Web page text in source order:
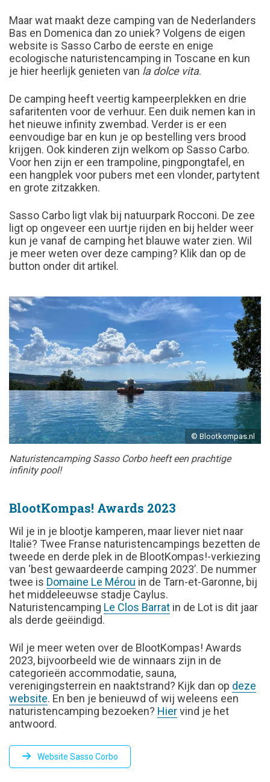
Maar wat maakt deze camping van de Nederlanders
Bas en Domenica dan zo uniek? Volgens de eigen
website is Sasso Carbo de eerste en enige
ecologische naturistencamping in Toscane en kun
je hier heerlijk genieten van la dolce vita.
De camping heeft veertig kampeerplekken en drie
safaritenten voor de verhuur. Een duik nemen kan in
het nieuwe infinity zwembad. Verder is er een
eenvoudige bar en kun je op bestelling vers brood
krijgen. Ook kinderen zijn welkom op Sasso Carbo.
Voor hen zijn er een trampoline, pingpongtafel, en
een hangplek voor pubers met een vlonder, partytent
en grote zitzakken.
Sasso Carbo ligt vlak bij natuurpark Rocconi. De zee
ligt op ongeveer een uurtje rijden en bij helder weer
kun je vanaf de camping het blauwe water zien. Wil
je meer weten over deze camping? Klik dan op de
button onder dit artikel.
© Blootkompas.nl
Naturistencamping Sasso Corbo heeft een prachtige
infinity pool!
BlootKompas! Awards 2023
Wil je in je blootje kamperen, maar liever niet naar
Italië? Twee Franse naturistencampings bezetten de
tweede en derde plek in de BlootKompas!-verkiezing
van ‘best gewaardeerde camping 2023’. De nummer
twee is Domaine Le Mérou in de Tarn-et-Garonne, bij
het middeleeuwse stadje Caylus.
Naturistencamping Le Clos Barrat in de Lot is dit jaar
als derde geëindigd.
Wil je meer weten over de BlootKompas! Awards
2023, bijvoorbeeld wie de winnaars zijn in de
categorieën accommodatie, sauna,
verenigingsterrein en naaktstrand? Kijk dan op deze
website. En ben je benieuwd of wij weleens een
naturistencamping bezoeken? Hiervind je het
antwoord.
Website Sasso Corbo